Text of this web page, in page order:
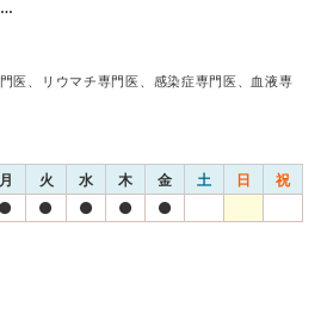
…
医、リウマチ専門医、感染症専門医、血液専
月 火 水 木 金 土 日 祝